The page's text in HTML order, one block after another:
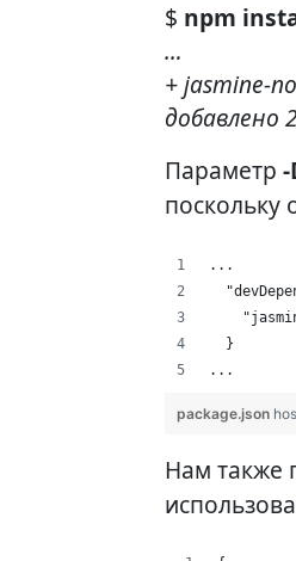
$ npm
…
+jasmine-
добавлено
Параметр -
поскольку
...
  }
...
package.json
Нам также